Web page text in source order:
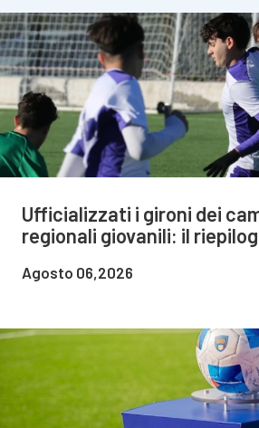
Ufficializzati i gironi dei
regionali giovanili: il
Agosto 06,2026